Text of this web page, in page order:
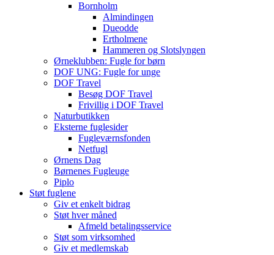
Bornholm
Almindingen
Dueodde
Ertholmene
Hammeren og Slotslyngen
Ørneklubben: Fugle for børn
DOF UNG: Fugle for unge
DOF Travel
Besøg DOF Travel
Frivillig i DOF Travel
Naturbutikken
Eksterne fuglesider
Fugleværnsfonden
Netfugl
Ørnens Dag
Børnenes Fugleuge
Piplo
Støt fuglene
Giv et enkelt bidrag
Støt hver måned
Afmeld betalingsservice
Støt som virksomhed
Giv et medlemskab